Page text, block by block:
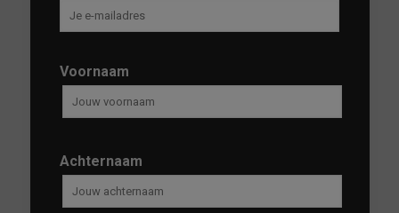
Voornaam
Achternaam